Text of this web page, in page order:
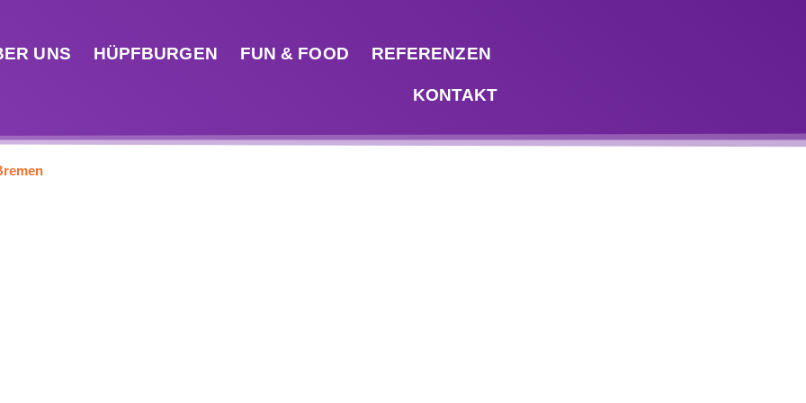
UNS HÜPFBURGEN FUN & FOOD REFERENZEN
KONTAKT